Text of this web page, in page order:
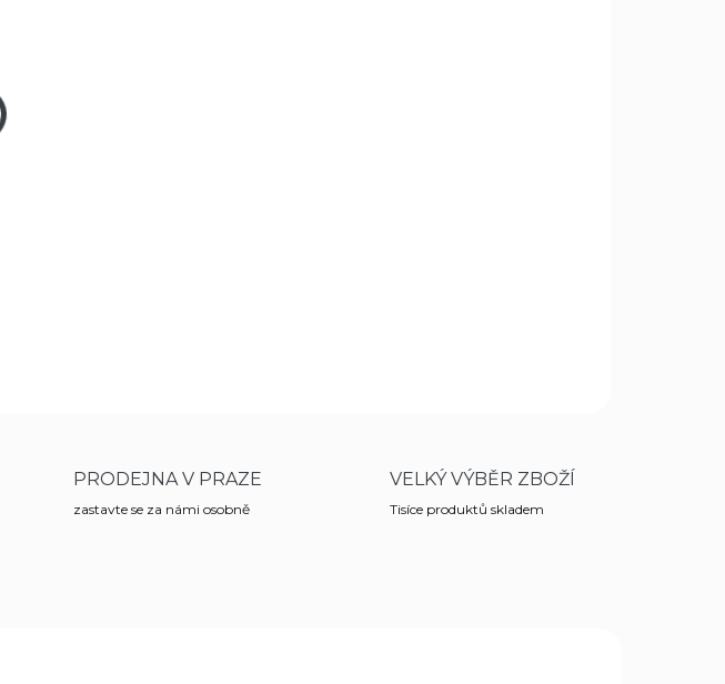
Vzduchovka Umarex Trevox je vybavena plynovým pístem a
kompenzátorem hluku, což zapříčiňuje tišší chod vzduchovky.
PRODEJNA V PRAZE
zastavte se za námi osobně
VELKÝ VÝBĚR ZBOŽÍ
Tisíce produktů skladem